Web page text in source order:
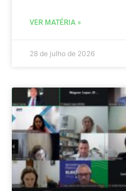
VER MATÉRIA »
28 de julho de 2026